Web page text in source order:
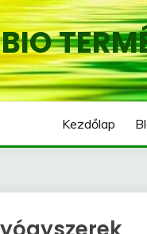
BIO
Kezdőlap